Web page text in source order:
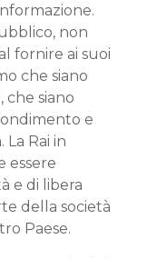
non
fornire ai suoi
che siano
che siano
e
La Rai in
essere
e di libera
della società
Paese.